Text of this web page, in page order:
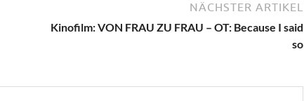
NÄCHSTER ARTIKEL
Kinofilm: VON FRAU ZU FRAU – OT: Because I said
so